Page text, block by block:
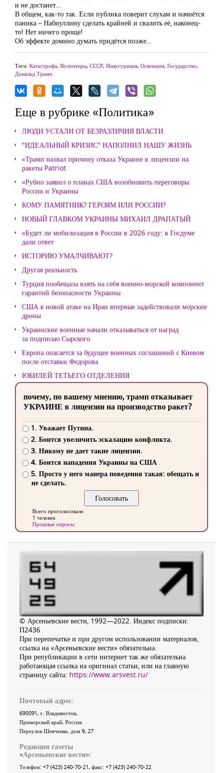
и не достанет…
В общем, как-то так. Если публика поверит слухам и начнётся
паника – Набиуллину сделать крайней и свалить её, наконец-
то! Нет ничего проще!
Об эффекте домино думать придётся позже…
Теги: Катастрофа, Волонтеры, СССР, Инаугурация, Освенцим, Государство,
Дональд Трамп
Еще в рубрике «Политика»
ЛЮДИ УСТАЛИ ОТ БЕЗРАЗЛИЧИЯ ВЛАСТИ
"ИДЕАЛЬНЫЙ КРИЗИС" НАПОЛНИЛ НАШУ ЖИЗНЬ
«Трамп назвал причину отказа Украине в лицензии на
ракеты Patriot
«Рубио заявил о планах США возобновить переговоры
России и Украины
КОМУ ПАМЯТНИК? ГЕРОЯМ ИЛИ РОССИИ?
НОВЫЙ ГЛАВКОМ УКРАИНЫ МИХАИЛ ДРАПАТЫЙ
«Будет ли мобилизация в России в 2026 году: в Госдуме
дали ответ
ИСТОРИЮ УМАЛЧИВАЮТ?
Другая реальность
Турция пообещала взять на себя военно-морской компонент
гарантий безопасности Украины
США в новой атаке на Иран впервые задействовали морские
дроны
Украинские военные начали отказываться от наград
за подписью Сырского
Европа опасается за будущее военных соглашений с Киевом
после отставки Федорова
ЮБИЛЕЙ ТЕТЬЕГО ОТДЕЛЕНИЯ
почему, по вашему мнению, трамп отказывает
УКРАИНЕ в лицензии на производство ракет?
1. Уважает Путина.
2. Боится увеличить эскалацию конфликта.
3. Никому не дает такие лицензии.
4. Боится нападения Украины на США
5. Просто у него манера поведения такая: обещать и
не сделать.
Всего проголосовало
1 человек
Прошлые опросы
© Арсеньевские вести, 1992—2022. Индекс подписки:
П2436
При перепечатке и при другом использовании материалов,
ссылка на «Арсеньевские вести» обязательна.
При републикации в сети интернет так же обязательна
работающая ссылка на оригинал статьи, или на главную
страницу сайта: https://www.arsvest.ru/
Почтовый адрес:
690091, г. Владивосток,
Приморский край, Россия
Переулок Шевченко, дом 9, 27
Редакция газеты
«Арсеньевские вести»:
Телефон: +7 (423) 240-70-21, факс: +7 (423) 240-70-22